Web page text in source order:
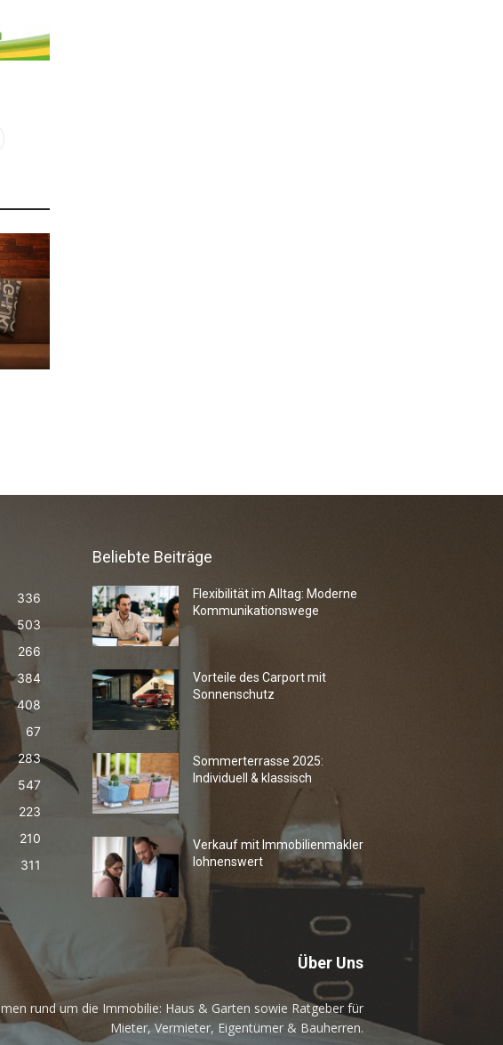
336
503
266
384
408
67
283
547
223
210
311
Beliebte Beiträge
Flexibilität im Alltag: Moderne
Kommunikationswege
Vorteile des Carport mit
Sonnenschutz
Sommerterrasse 2025:
Individuell & klassisch
Verkauf mit Immobilienmakler
lohnenswert
Über Uns
rund um die Immobilie: Haus & Garten sowie Ratgeber für
Mieter, Vermieter, Eigentümer & Bauherren.